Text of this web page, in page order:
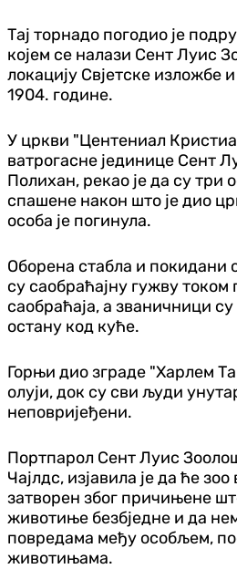
Тај торнадо погодио је
којем се налази Сент Луис
локацију Свјетске изложбе
1904. године.
У цркви "Центениал
ватрогасне јединице Сент
Полихан, рекао је да су три
спашене након што је дио
особа је погинула.
Оборена стабла и покидани
су саобраћајну гужву током
саобраћаја, а званичници
остану код куће.
Горњи дио зграде "Харлем
олуји, док су сви људи
неповријеђени.
Портпарол Сент Луис
Чајлдс, изјавила је да ће
затворен због причињене
животиње безбједне и да
повредама међу особљем,
животињама.